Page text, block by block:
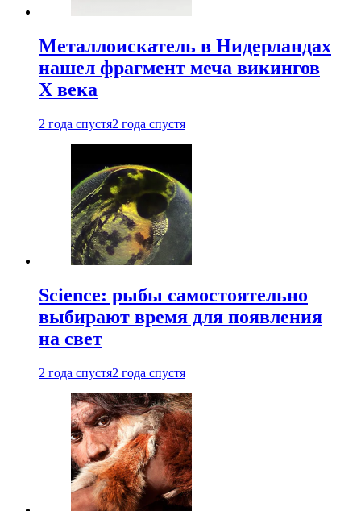
Металлоискатель в Нидерландах
нашел фрагмент меча викингов
X века
2 года спустя2 года спустя
Science: рыбы самостоятельно
выбирают время для появления
на свет
2 года спустя2 года спустя